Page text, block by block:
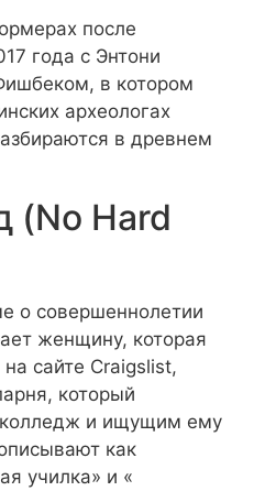
после
года с Энтони
в котором
археологах
в древнем
(No Hard
о совершеннолетии
женщину, которая
сайте Craigslist,
который
колледж и ищущим ему
как
училка» и «